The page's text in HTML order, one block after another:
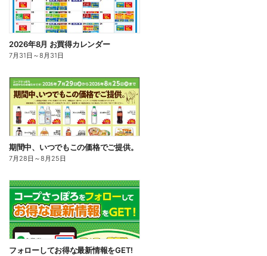
2026年8月 お買得カレンダー
7月31日 ～8月31日
期間中、いつでもこの価格でご提供。
7月28日 ～8月25日
フォローしてお得な最新情報をGET!